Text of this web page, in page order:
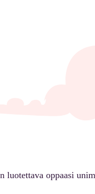
luotettava oppaasi